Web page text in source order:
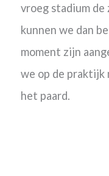
vroeg stadium
kunnen we dan
moment zijn
we op de praktijk
het paard.